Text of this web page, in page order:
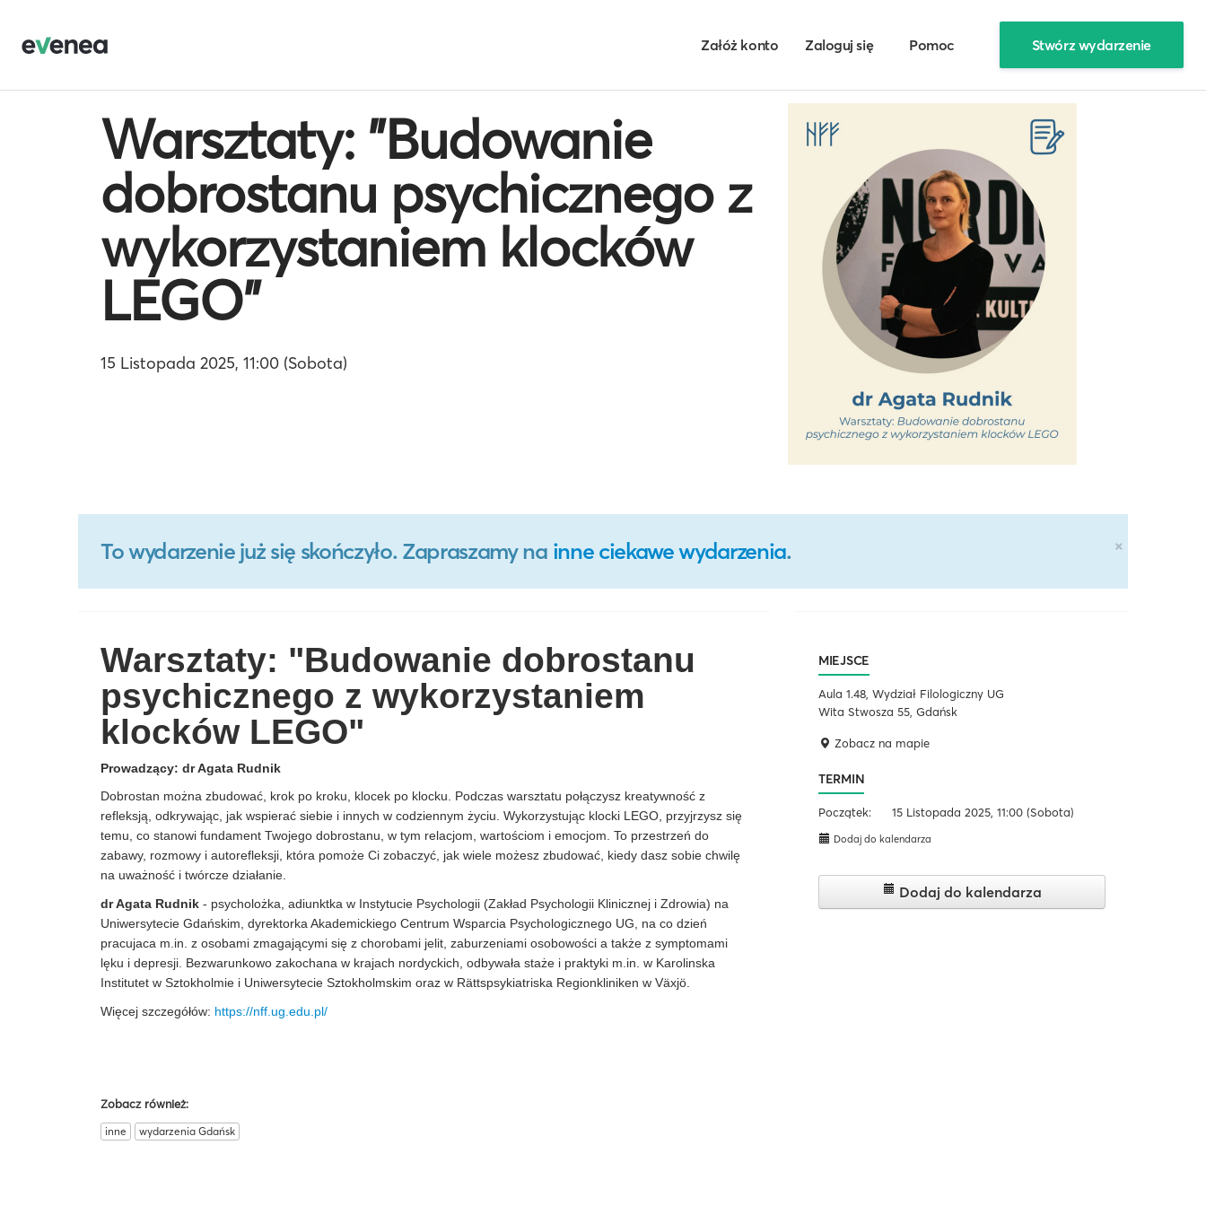
Załóż konto Zaloguj się Pomoc Stwórz wydarzenie
Warsztaty: "Budowanie
dobrostanu psychicznego z
wykorzystaniem klocków
LEGO"
15 Listopada 2025, 11:00 (Sobota)
×
To wydarzenie już się skończyło. Zapraszamy na inne ciekawe wydarzenia.
Warsztaty: "Budowanie dobrostanu
psychicznego z wykorzystaniem
klocków LEGO"
Prowadzący: dr Agata Rudnik
Dobrostan można zbudować, krok po kroku, klocek po klocku. Podczas warsztatu połączysz kreatywność z
refleksją, odkrywając, jak wspierać siebie i innych w codziennym życiu. Wykorzystując klocki LEGO, przyjrzysz się
temu, co stanowi fundament Twojego dobrostanu, w tym relacjom, wartościom i emocjom. To przestrzeń do
zabawy, rozmowy i autorefleksji, która pomoże Ci zobaczyć, jak wiele możesz zbudować, kiedy dasz sobie chwilę
na uważność i twórcze działanie.
dr Agata Rudnik - psycholożka, adiunktka w Instytucie Psychologii (Zakład Psychologii Klinicznej i Zdrowia) na
Uniwersytecie Gdańskim, dyrektorka Akademickiego Centrum Wsparcia Psychologicznego UG, na co dzień
pracujaca m.in. z osobami zmagającymi się z chorobami jelit, zaburzeniami osobowości a także z symptomami
lęku i depresji. Bezwarunkowo zakochana w krajach nordyckich, odbywała staże i praktyki m.in. w Karolinska
Institutet w Sztokholmie i Uniwersytecie Sztokholmskim oraz w Rättspsykiatriska Regionkliniken w Växjö.
Więcej szczegółów: https://nff.ug.edu.pl/
Zobacz również:
inne wydarzenia Gdańsk
MIEJSCE
Aula 1.48, Wydział Filologiczny UG
Wita Stwosza 55, Gdańsk
Zobacz na mapie
TERMIN
Początek: 15 Listopada 2025, 11:00 (Sobota)
Dodaj do kalendarza
Dodaj do kalendarza